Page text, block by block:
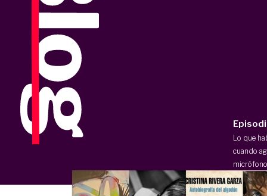
Lo que
cuando